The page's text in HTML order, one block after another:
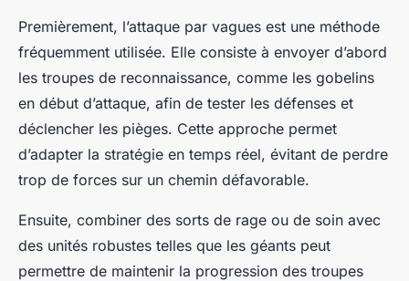
Premièrement, l’attaque par vagues est une méthode
fréquemment utilisée. Elle consiste à envoyer d’abord
les troupes de reconnaissance, comme les gobelins
en début d’attaque, afin de tester les défenses et
déclencher les pièges. Cette approche permet
d’adapter la stratégie en temps réel, évitant de perdre
trop de forces sur un chemin défavorable.
Ensuite, combiner des sorts de rage ou de soin avec
des unités robustes telles que les géants peut
permettre de maintenir la progression des troupes